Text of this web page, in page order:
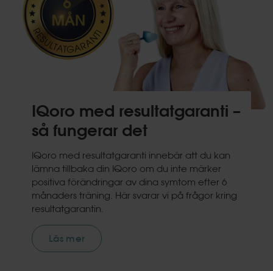
IQoro med resultatgaranti –
så fungerar det
IQoro med resultatgaranti innebär att du kan
lämna tillbaka din IQoro om du inte märker
positiva förändringar av dina symtom efter 6
månaders träning. Här svarar vi på frågor kring
resultatgarantin.
Läs mer